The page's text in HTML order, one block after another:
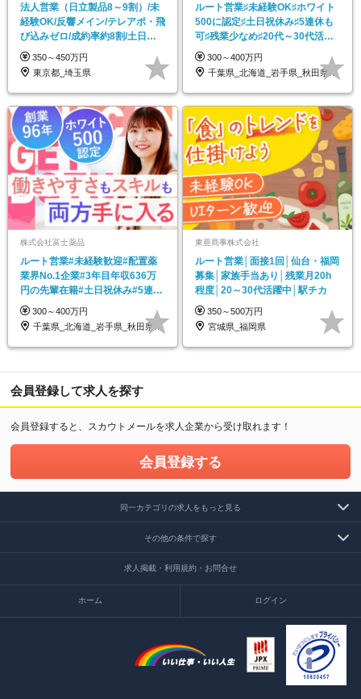
法人営業（日立製品8～9割）/未
経験OK/反響メイン/テレアポ・飛
び込みゼロ/成約率約8割/土日祝
休み
350～450万円
東京都_埼玉県
ルート営業♯未経験OK♯ホワイト
500に認定♯土日祝休み♯5連休も
可♯残業少なめ♯20代～30代活躍
中
300～400万円
千葉県_北海道_岩手県_秋田県_山形県_…
株式会社富士薬品
ルート営業#未経験歓迎#配置薬
業界No.1企業#3年目年収636万
円の先輩在籍#土日祝休み#5連休
可#全国募集
300～400万円
千葉県_北海道_岩手県_秋田県_山形県_…
東亜商事株式会社
ルート営業│面接1回│仙台・福岡
募集│家族手当あり│残業月20h
程度│20～30代活躍中│駅チカ
350～500万円
宮城県_福岡県
会員登録して求人を探す
会員登録すると、スカウトメールを求人企業から受け取れます！
会員登録する
同一カテゴリの求人をもっと見る
その他の条件で探す
求人掲載・利用規約・お問合せ
ホーム ログイン